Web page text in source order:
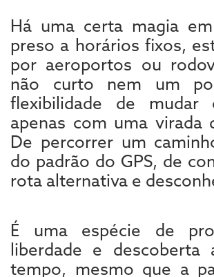
Há uma certa magia
preso a horários fixos,
por aeroportos ou
não curto nem um
flexibilidade de mudar
apenas com uma virada
De percorrer um
do padrão do GPS, de
rota alternativa e
É uma espécie de
liberdade e descoberta
tempo, mesmo que a